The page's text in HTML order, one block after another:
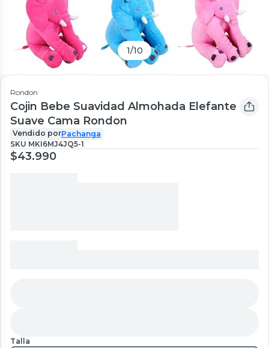
1/10
Rondon
Cojin Bebe Suavidad Almohada Elefante
Suave Cama Rondon
Vendido porPachanga
SKU MKI6MJ4JQ5-1
$43.990
Talla